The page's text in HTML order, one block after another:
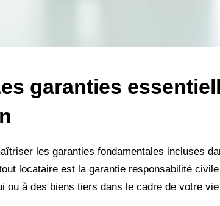
garanties
les garanties fondamentales incluses
locataire est la garantie responsabilité
à des biens tiers dans le cadre de votre